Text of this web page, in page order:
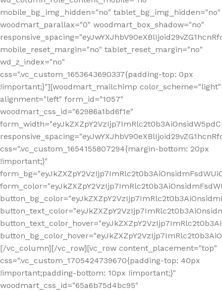
mobile_bg_img_hidden="no" tablet_bg_img_hidden="no"
woodmart_parallax="0" woodmart_box_shadow="no"
mobile_reset_margin="no" tablet_reset_margin="no"
wd_z_index="no"
css=".vc_custom_1653643690337{padding-top: 0px
!important;}"][woodmart_mailchimp color_scheme="light"
alignment="left" form_id="1057"
woodmart_css_id="62986a1bd6f1e"
css=".vc_custom_1654155807294{margin-bottom: 20px
!important;}"
[/vc_column][/vc_row][vc_row content_placement="top"
css=".vc_custom_1705424739670{padding-top: 40px
!important;padding-bottom: 10px !important;}"
woodmart_css_id="65a6b75d4bc95"